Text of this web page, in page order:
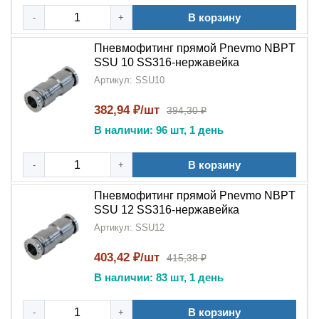
Области применения:
Пневмофитинг прямой NBPT SSU
применяется:
В промышленных пневматических системах
В пищевом и фармацевтическом оборудовании
В химической и морской промышленности
В системах с высокими требованиями к чистоте
В условиях агрессивных сред и высокой
влажности
5 причин выбрать SSU SS316:
Премиальное качествобренда
стойкость
- + В корзину
Пневмофитинг прямой Pnevmo NBPT
SSU 10 SS316-нержавейка
Артикул: SSU10
382,94 ₽/шт 394,30 ₽
В наличии: 96 шт, 1 день
- + В корзину
Пневмофитинг прямой Pnevmo NBPT
SSU 12 SS316-нержавейка
Артикул: SSU12
403,42 ₽/шт 415,38 ₽
В наличии: 83 шт, 1 день
- + В корзину